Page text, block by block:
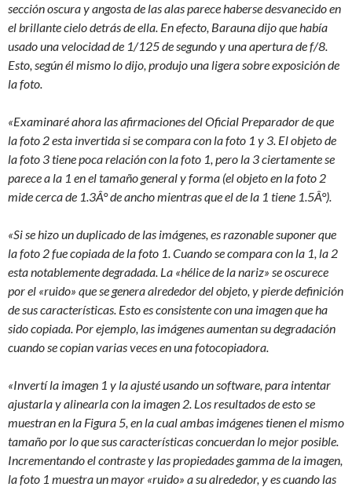
sección oscura y angosta de las alas parece haberse desvanecido en
el brillante cielo detrás de ella. En efecto, Barauna dijo que había
usado una velocidad de 1/125 de segundo y una apertura de f/8.
Esto, según él mismo lo dijo, produjo una ligera sobre exposición de
la foto.
«Examinaré ahora las afirmaciones del Oficial Preparador de que
la foto 2 esta invertida si se compara con la foto 1 y 3. El objeto de
la foto 3 tiene poca relación con la foto 1, pero la 3 ciertamente se
parece a la 1 en el tamaño general y forma (el objeto en la foto 2
mide cerca de 1.3Â° de ancho mientras que el de la 1 tiene 1.5Â°).
«Si se hizo un duplicado de las imágenes, es razonable suponer que
la foto 2 fue copiada de la foto 1. Cuando se compara con la 1, la 2
esta notablemente degradada. La «hélice de la nariz» se oscurece
por el «ruido» que se genera alrededor del objeto, y pierde definición
de sus características. Esto es consistente con una imagen que ha
sido copiada. Por ejemplo, las imágenes aumentan su degradación
cuando se copian varias veces en una fotocopiadora.
«Invertí la imagen 1 y la ajusté usando un software, para intentar
ajustarla y alinearla con la imagen 2. Los resultados de esto se
muestran en la Figura 5, en la cual ambas imágenes tienen el mismo
tamaño por lo que sus características concuerdan lo mejor posible.
Incrementando el contraste y las propiedades gamma de la imagen,
la foto 1 muestra un mayor «ruido» a su alrededor, y es cuando las